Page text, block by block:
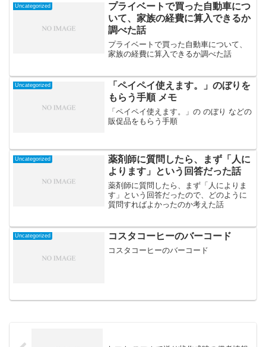
Uncategorized
プライベートで買った自動車につ
いて、家族の経費に算入できるか
調べた話
プライベートで買った自動車について、
家族の経費に算入できるか調べた話
Uncategorized
「ペイペイ使えます。」のぼりを
もらう手順 メモ
「ペイペイ使えます。」の のぼり などの
販促品をもらう手順
Uncategorized
薬剤師に質問したら、まず「人に
よります」という回答だった話
薬剤師に質問したら、まず「人によりま
す」という回答だったので、どのように
質問すればよかったのか考えた話
Uncategorized コスタコーヒーのバーコード
コスタコーヒーのバーコード